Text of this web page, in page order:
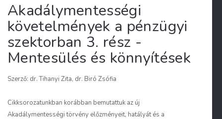
Akadálymentességi
követelmények a pénzügyi
szektorban 3. rész -
Mentesülés és könnyítések
Szerző: dr. Tihanyi Zita, dr. Biró Zsófia
Cikksorozatunkban korábban bemutattuk az új
Akadálymentességi törvény előzményeit, hatályát és a